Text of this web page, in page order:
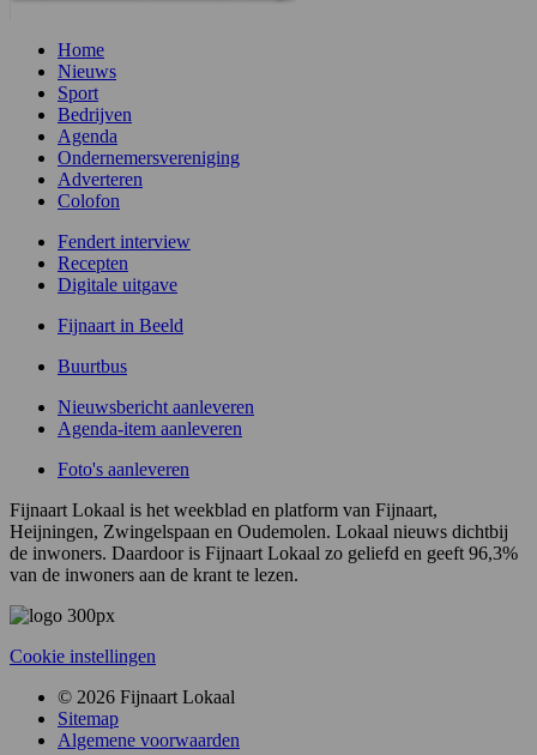
Home
Nieuws
Sport
Bedrijven
Agenda
Ondernemersvereniging
Adverteren
Colofon
Fendert interview
Recepten
Digitale uitgave
Fijnaart in Beeld
Buurtbus
Nieuwsbericht aanleveren
Agenda-item aanleveren
Foto's aanleveren
Fijnaart Lokaal is het weekblad en platform van Fijnaart,
Heijningen, Zwingelspaan en Oudemolen. Lokaal nieuws dichtbij
de inwoners. Daardoor is Fijnaart Lokaal zo geliefd en geeft 96,3%
van de inwoners aan de krant te lezen.
Cookie instellingen
© 2026 Fijnaart Lokaal
Sitemap
Algemene voorwaarden